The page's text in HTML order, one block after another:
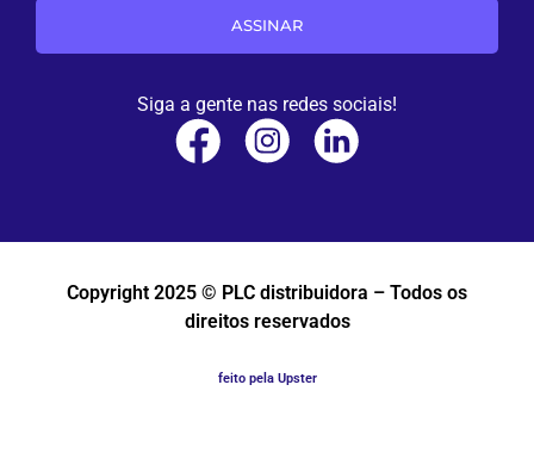
ASSINAR
Siga a gente nas redes sociais!
Copyright 2025 © PLC distribuidora – Todos os
direitos reservados
feito pela Upster